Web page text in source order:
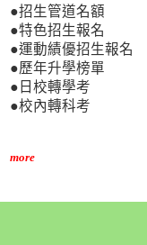
●招生管道名額
●特色招生報名
●運動績優招生報名
●歷年升學榜單
●日校轉學考
●校內轉科考
more